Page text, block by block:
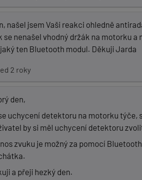
našel jsem Vaši reakci ohledně
se nenašel vhodný držák na motorku
ten Bluetooth modul. Děkuji Jarda
2 roky
den,
uchycení detektoru na motorku týče,
by si měl uchycení detektoru
zvuku je možný za pomocí
a přeji hezký den.